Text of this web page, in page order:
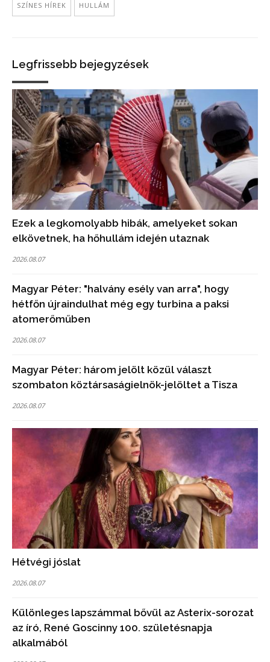
SZÍNES HÍREK HULLÁM
Legfrissebb bejegyzések
Ezek a legkomolyabb hibák, amelyeket sokan
elkövetnek, ha hőhullám idején utaznak
2026.08.07
Magyar Péter: "halvány esély van arra", hogy
hétfőn újraindulhat még egy turbina a paksi
atomerőműben
2026.08.07
Magyar Péter: három jelölt közül választ
szombaton köztársaságielnök-jelöltet a Tisza
2026.08.07
Hétvégi jóslat
2026.08.07
Különleges lapszámmal bővül az Asterix-sorozat
az író, René Goscinny 100. születésnapja
alkalmából